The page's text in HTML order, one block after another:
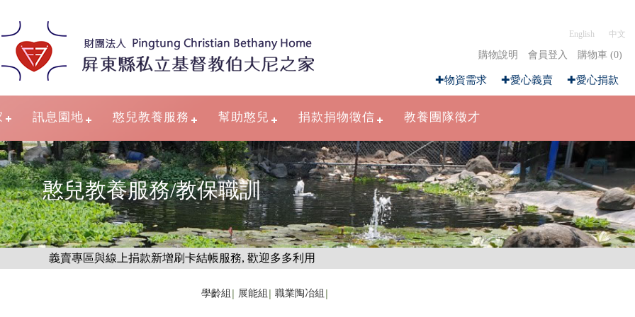
訊息園地 憨兒教養服務 幫助憨兒 捐款捐物徵信 教養團隊徵才
English 中文
購物說明 會員登入 購物車 (0)
✚愛心捐款
✚愛心義賣
✚物資需求
憨兒教養服務/教保職訓
義賣專區與線上捐款新增刷卡結帳服務, 歡迎多多利用
學齡組 展能組 職業陶冶組